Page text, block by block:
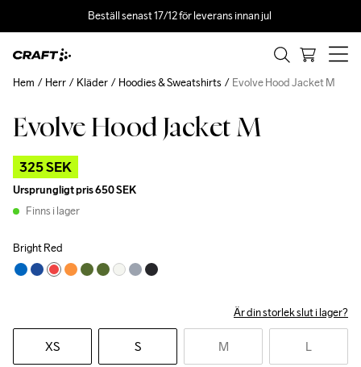
Beställ senast 17/12 för leverans innan jul
Evolve Hood Jacket M
325 SEK
Ursprungligt pris650 SEK
Finns i lager
Bright Red
Är din storlek slut i lager?
XS S M L
Hem Herr Kläder Hoodies & Sweatshirts Evolve Hood Jacket M
Outlet